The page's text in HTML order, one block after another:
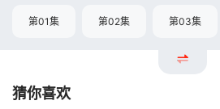
第01集 第02集 第03集
猜你喜欢